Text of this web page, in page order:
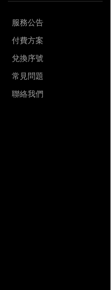
服務公告
付費方案
兌換序號
常見問題
聯絡我們